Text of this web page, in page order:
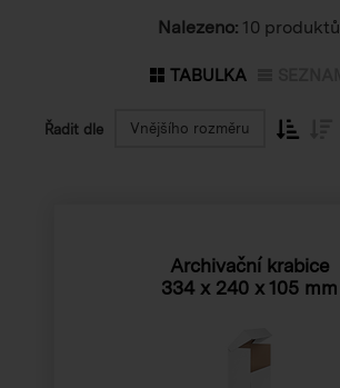
Nalezeno: 10 produktů
TABULKA
Řadit dle Vnějšího rozměru
Archivační krabice
334 x 240 x 105 mm